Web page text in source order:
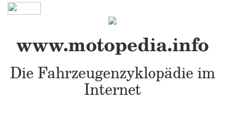
www.motopedia.info
Die Fahrzeugenzyklopädie im
Internet